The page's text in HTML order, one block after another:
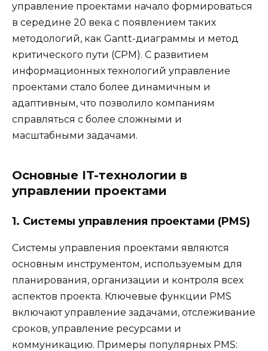
управление проектами начало формироваться
в середине 20 века с появлением таких
методологий, как Gantt-диаграммы и метод
критического пути (CPM). С развитием
информационных технологий управление
проектами стало более динамичным и
адаптивным, что позволило компаниям
справляться с более сложными и
масштабными задачами.
Основные IT-технологии в
управлении проектами
1. Системы управления проектами (PMS)
Системы управления проектами являются
основным инструментом, используемым для
планирования, организации и контроля всех
аспектов проекта. Ключевые функции PMS
включают управление задачами, отслеживание
сроков, управление ресурсами и
коммуникацию. Примеры популярных PMS: